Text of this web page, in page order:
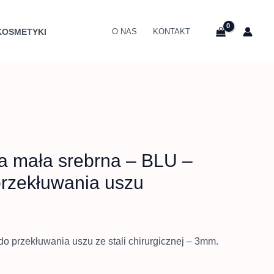
O NAS KONTAKT
mała srebrna – BLU –
uszu
przekłuwania uszu ze stali chirurgicznej – 3mm.